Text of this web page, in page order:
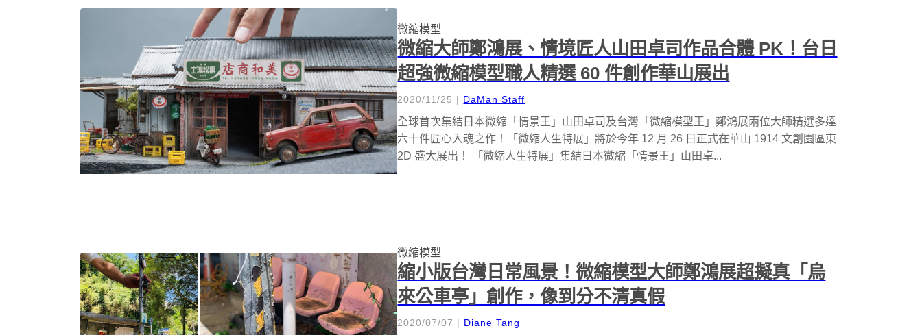
微縮模型
微縮大師鄭鴻展、情境匠人山田卓司作品合體 PK！台日
超強微縮模型職人精選 60 件創作華山展出
2020/11/25 | DaMan Staff
全球首次集結日本微縮「情景王」山田卓司及台灣「微縮模型王」鄭鴻展兩位大師精選多達
六十件匠心入魂之作！「微縮人生特展」將於今年 12 月 26 日正式在華山 1914 文創園區東
2D 盛大展出！ 「微縮人生特展」集結日本微縮「情景王」山田卓...
微縮模型
縮小版台灣日常風景！微縮模型大師鄭鴻展超擬真「烏
來公車亭」創作，像到分不清真假
2020/07/07 | Diane Tang